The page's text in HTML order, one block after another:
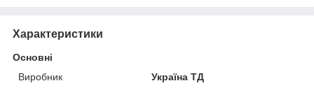
Характеристики
Основні
Виробник
Україна ТД